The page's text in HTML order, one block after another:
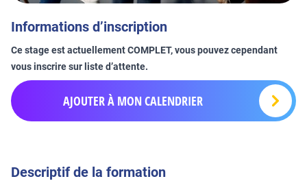
Informations d’inscription
Ce stage est actuellement COMPLET, vous pouvez cependant
vous inscrire sur liste d’attente.
AJOUTER À MON CALENDRIER
Descriptif de la formation